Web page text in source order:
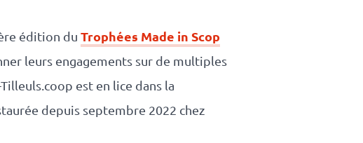
édition du Trophées Made in Scop
leurs engagements sur de multiples
est en lice dans la
depuis septembre 2022 chez